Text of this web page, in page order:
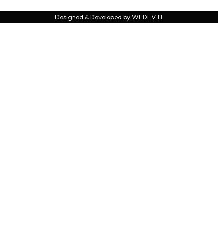
Designed & Developed by WEDEV IT